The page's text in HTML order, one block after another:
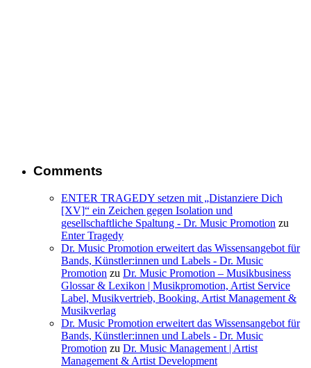
Comments
ENTER TRAGEDY setzen mit „Distanziere Dich
[XV]“ ein Zeichen gegen Isolation und
gesellschaftliche Spaltung - Dr. Music Promotion zu
Enter Tragedy
Dr. Music Promotion erweitert das Wissensangebot für
Bands, Künstler:innen und Labels - Dr. Music
Promotion zu Dr. Music Promotion – Musikbusiness
Glossar & Lexikon | Musikpromotion, Artist Service
Label, Musikvertrieb, Booking, Artist Management &
Musikverlag
Dr. Music Promotion erweitert das Wissensangebot für
Bands, Künstler:innen und Labels - Dr. Music
Promotion zu Dr. Music Management | Artist
Management & Artist Development